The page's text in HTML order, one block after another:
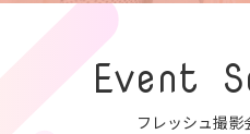
Event
フレッシュ撮影